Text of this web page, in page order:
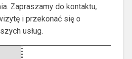
Zapraszamy do kontaktu,
i przekonać się o
usług.